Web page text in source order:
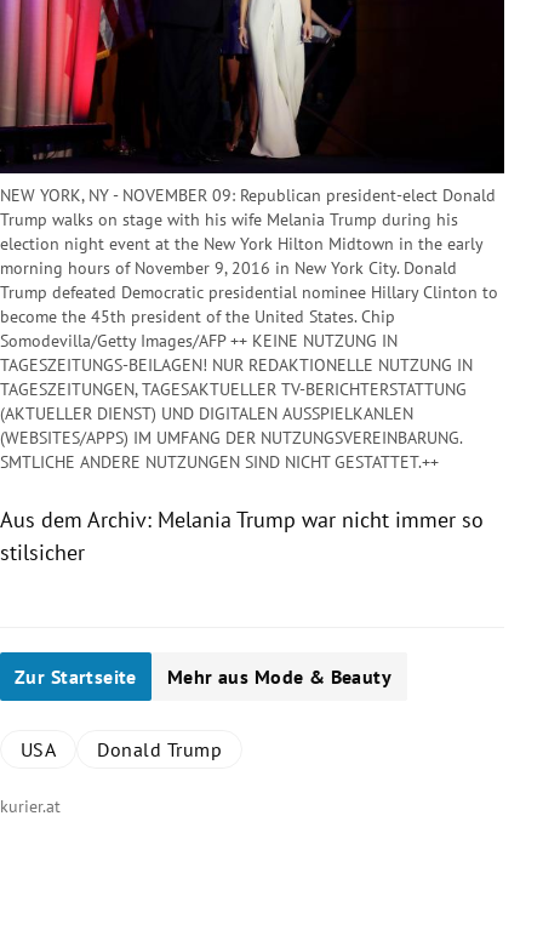
NEW YORK, NY - NOVEMBER 09: Republican president-elect Donald
Trump walks on stage with his wife Melania Trump during his
election night event at the New York Hilton Midtown in the early
morning hours of November 9, 2016 in New York City. Donald
Trump defeated Democratic presidential nominee Hillary Clinton to
become the 45th president of the United States. Chip
Somodevilla/Getty Images/AFP ++ KEINE NUTZUNG IN
TAGESZEITUNGS-BEILAGEN! NUR REDAKTIONELLE NUTZUNG IN
TAGESZEITUNGEN, TAGESAKTUELLER TV-BERICHTERSTATTUNG
(AKTUELLER DIENST) UND DIGITALEN AUSSPIELKANLEN
(WEBSITES/APPS) IM UMFANG DER NUTZUNGSVEREINBARUNG.
SMTLICHE ANDERE NUTZUNGEN SIND NICHT GESTATTET.++
Aus dem Archiv: Melania Trump war nicht immer so
stilsicher
Zur Startseite Mehr aus Mode & Beauty
USA Donald Trump
kurier.at